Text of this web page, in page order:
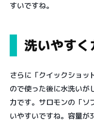
すいですね。
洗いやす
さらに「クイックショッ
ので使った後に水洗いが
力です。サロモンの「ソ
いやすいですね。容量が